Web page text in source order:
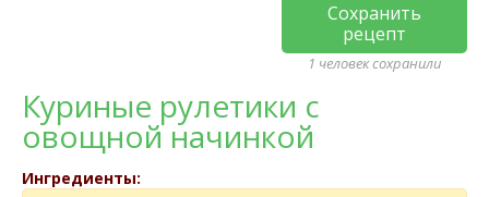
Сохранить
рецепт
1 человек сохранили
Куриные рулетики с
овощной начинкой
Ингредиенты: